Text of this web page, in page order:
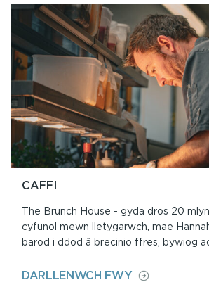
SBWRIEL
TYDDEWI
CAFFI
The Brunch House - gyda dros 20
cyfunol mewn lletygarwch, mae
barod i ddod â brecinio ffres, bywiog ac
DARLLENWCH FWYON